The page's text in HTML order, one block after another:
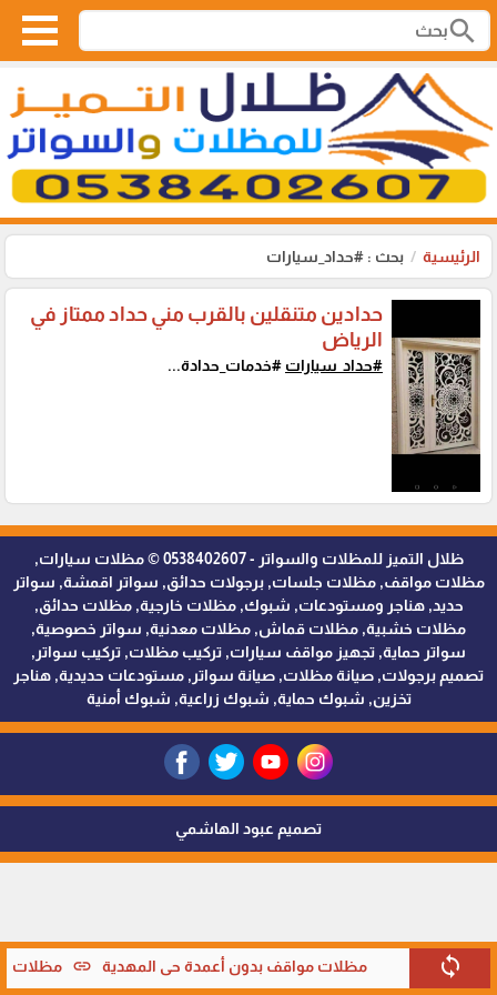
search
الرئيسية بحث : #حداد_سيارات
sync مظلات مواقف بدون أعمدة حي المهدية link مظلات
حدادين متنقلين بالقرب مني حداد ممتاز في
الرياض
#حداد_سيارات #خدمات_حدادة...
ظلال التميز للمظلات والسواتر - 0538402607 © مظلات سيارات,
مظلات مواقف, مظلات جلسات, برجولات حدائق, سواتر اقمشة, سواتر
حديد, هناجر ومستودعات, شبوك, مظلات خارجية, مظلات حدائق,
مظلات خشبية, مظلات قماش, مظلات معدنية, سواتر خصوصية,
سواتر حماية, تجهيز مواقف سيارات, تركيب مظلات, تركيب سواتر,
تصميم برجولات, صيانة مظلات, صيانة سواتر, مستودعات حديدية, هناجر
تخزين, شبوك حماية, شبوك زراعية, شبوك أمنية
تصميم عبود الهاشمي